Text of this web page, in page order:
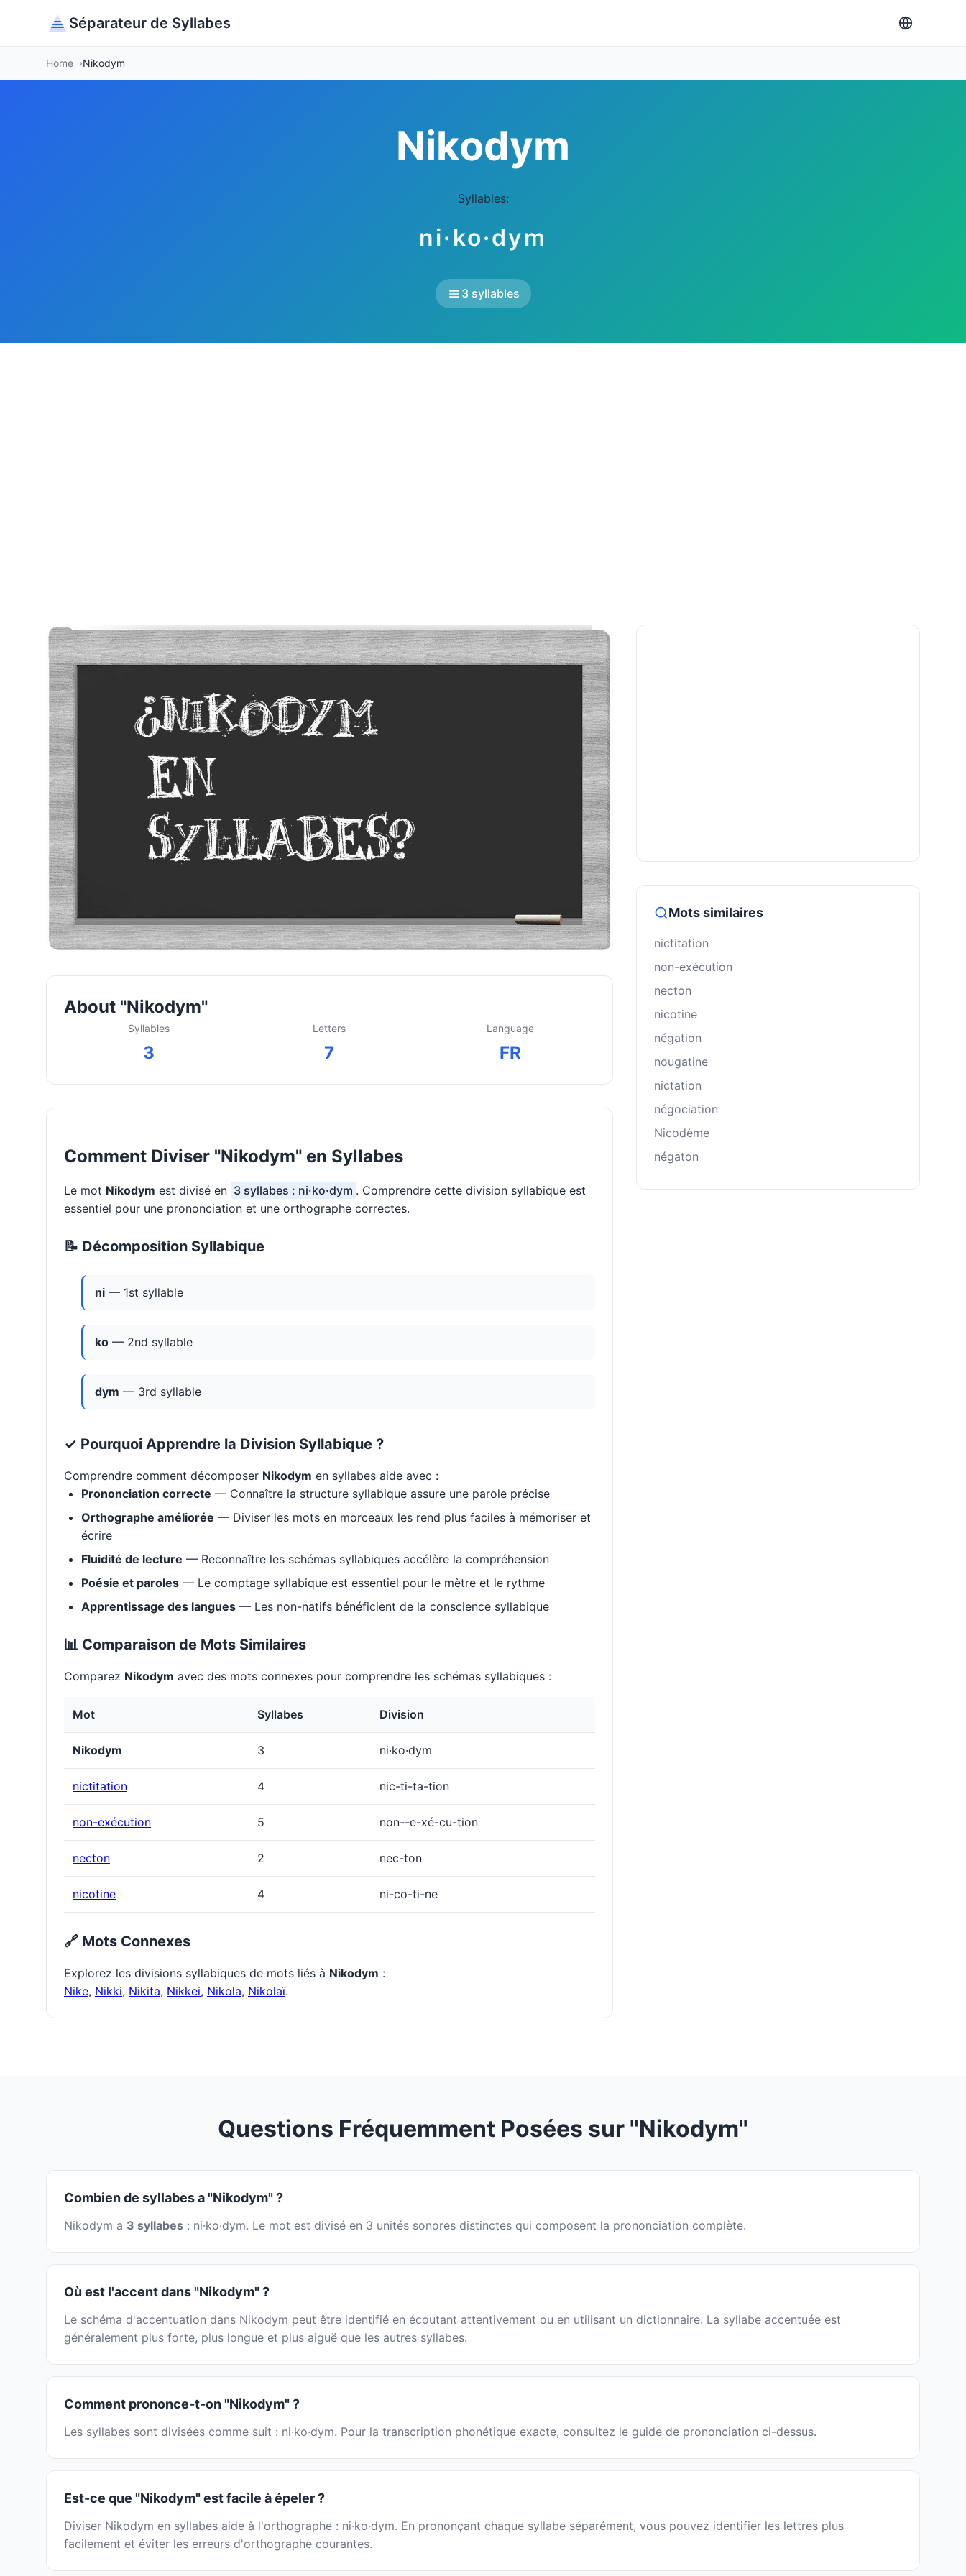
Séparateur de Syllabes
Home Nikodym
Nikodym
Syllables:
ni·ko·dym
3 syllables
About "Nikodym"
Syllables
3
Letters
7
Language
FR
Comment Diviser "Nikodym" en Syllabes
Le mot Nikodym est divisé en 3 syllabes : ni·ko·dym . Comprendre cette division syllabique est
essentiel pour une prononciation et une orthographe correctes.
📝 Décomposition Syllabique
ni — 1st syllable
ko — 2nd syllable
dym — 3rd syllable
✓ Pourquoi Apprendre la Division Syllabique ?
Comprendre comment décomposer Nikodym en syllabes aide avec :
Prononciation correcte — Connaître la structure syllabique assure une parole précise
Orthographe améliorée — Diviser les mots en morceaux les rend plus faciles à mémoriser et
écrire
Fluidité de lecture — Reconnaître les schémas syllabiques accélère la compréhension
Poésie et paroles — Le comptage syllabique est essentiel pour le mètre et le rythme
Apprentissage des langues — Les non-natifs bénéficient de la conscience syllabique
📊 Comparaison de Mots Similaires
Comparez Nikodym avec des mots connexes pour comprendre les schémas syllabiques :
Mot Syllabes Division
Nikodym 3 ni·ko·dym
nictitation 4 nic-ti-ta-tion
non-exécution 5 non--e-xé-cu-tion
necton 2 nec-ton
nicotine 4 ni-co-ti-ne
🔗 Mots Connexes
Explorez les divisions syllabiques de mots liés à Nikodym :
Nike, Nikki, Nikita, Nikkei, Nikola, Nikolaï.
Mots similaires
nictitation
non-exécution
necton
nicotine
négation
nougatine
nictation
négociation
Nicodème
négaton
Questions Fréquemment Posées sur "Nikodym"
Combien de syllabes a "Nikodym" ?
Nikodym a 3 syllabes : ni·ko·dym. Le mot est divisé en 3 unités sonores distinctes qui composent la prononciation complète.
Où est l'accent dans "Nikodym" ?
Le schéma d'accentuation dans Nikodym peut être identifié en écoutant attentivement ou en utilisant un dictionnaire. La syllabe accentuée est
généralement plus forte, plus longue et plus aiguë que les autres syllabes.
Comment prononce-t-on "Nikodym" ?
Les syllabes sont divisées comme suit : ni·ko·dym. Pour la transcription phonétique exacte, consultez le guide de prononciation ci-dessus.
Est-ce que "Nikodym" est facile à épeler ?
Diviser Nikodym en syllabes aide à l'orthographe : ni·ko·dym. En prononçant chaque syllabe séparément, vous pouvez identifier les lettres plus
facilement et éviter les erreurs d'orthographe courantes.